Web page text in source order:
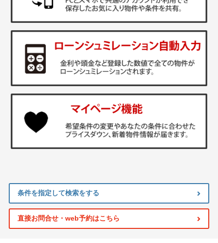
条件を指定して検索をする
直接お問合せ・web予約はこちら